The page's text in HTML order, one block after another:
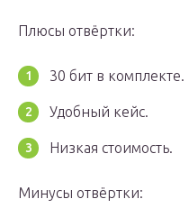
Плюсы отвёртки:
30 бит в комплекте.
Удобный кейс.
Низкая стоимость.
Минусы отвёртки: